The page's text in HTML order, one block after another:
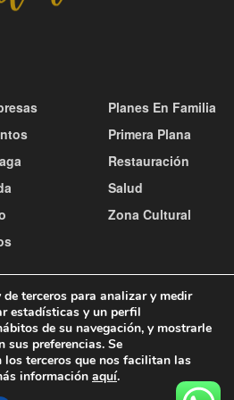
Planes En Familia
Primera Plana
Restauración
Salud
Zona Cultural
Legal
Política de Cookies
terceros para analizar y medir
estadísticas y un perfil
de su navegación, y mostrarle
sus preferencias. Se
terceros que nos facilitan las
información aquí.